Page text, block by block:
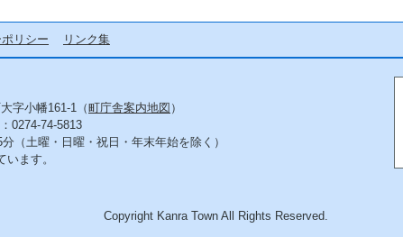
リシー リンク集
字小幡161-1（町庁舎案内地図 ）
0274-74-5813
（土曜・日曜・祝日・年末年始を除く）
ます。
Copyright Kanra Town All Rights Reserved.